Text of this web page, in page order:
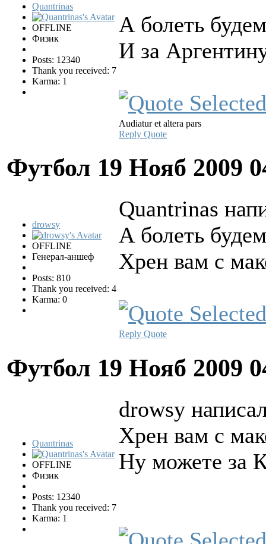
Quantrinas
OFFLINE
Физик
Posts: 12340
Thank you received: 7
Karma: 1
А болеть
И за
Audiatur et altera pars
Reply Quote
Футбол 19 Нояб 2009
drowsy
OFFLINE
Генерал-аншеф
Posts: 810
Thank you received: 4
Karma: 0
Quantrinas
А болеть
Хрен вам с
Reply Quote
Футбол 19 Нояб 2009
Quantrinas
OFFLINE
Физик
Posts: 12340
Thank you received: 7
Karma: 1
drowsy
Хрен вам с
Ну можете за